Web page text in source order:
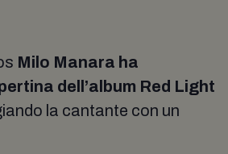
Milo Manara ha
dell’album Red Light
la cantante con un